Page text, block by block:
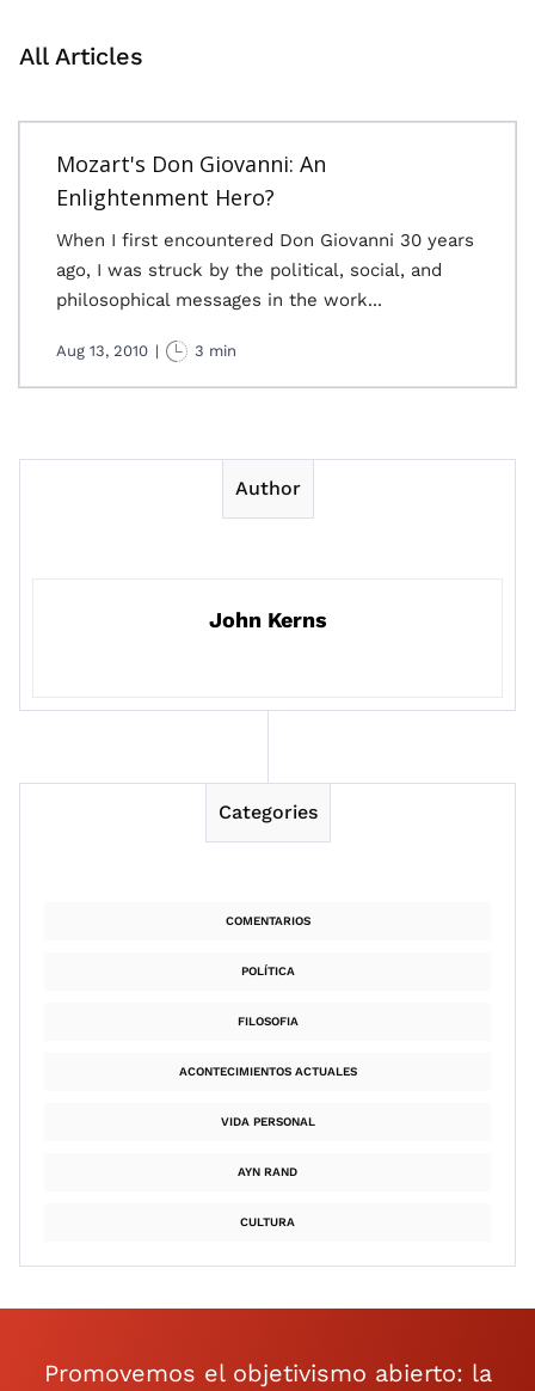
All Articles
Mozart's Don Giovanni: An
Enlightenment Hero?
When I first encountered Don Giovanni 30 years
ago, I was struck by the political, social, and
philosophical messages in the work...
Aug 13, 2010 | 3 min
Author
John Kerns
Categories
COMENTARIOS
POLÍTICA
FILOSOFIA
ACONTECIMIENTOS ACTUALES
VIDA PERSONAL
AYN RAND
CULTURA
Promovemos el objetivismo abierto: la